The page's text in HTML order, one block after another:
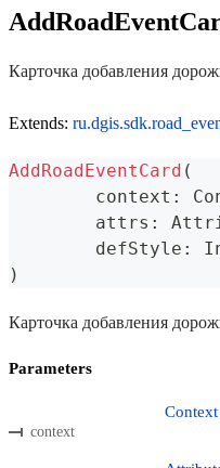
Карточка добавления
Extends:
AddRoadEventCard (
	context
:
	attrs
:
	defStyle
:
)
Карточка добавления
Parameters
context
Context